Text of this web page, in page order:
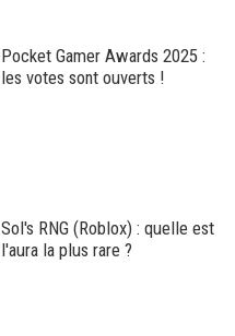
Pocket Gamer Awards 2025 :
les votes sont ouverts !
Sol's RNG (Roblox) : quelle est
l'aura la plus rare ?